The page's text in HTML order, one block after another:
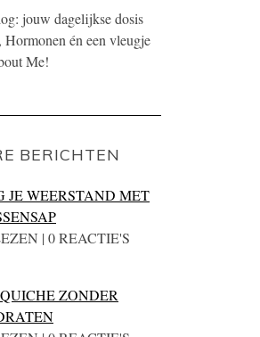
jouw dagelijkse dosis
én een vleugje
Me!
BERICHTEN
JE WEERSTAND MET
| 0 REACTIE'S
ZONDER